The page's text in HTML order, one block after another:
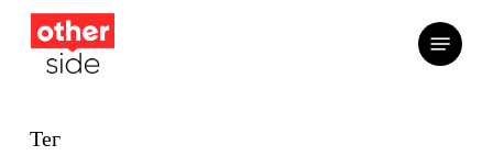
Перейти
основному
Меню
Тег